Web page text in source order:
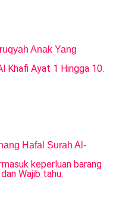
Anak Yang
Hafal Surah Al-